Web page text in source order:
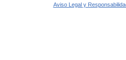
Aviso Legal y